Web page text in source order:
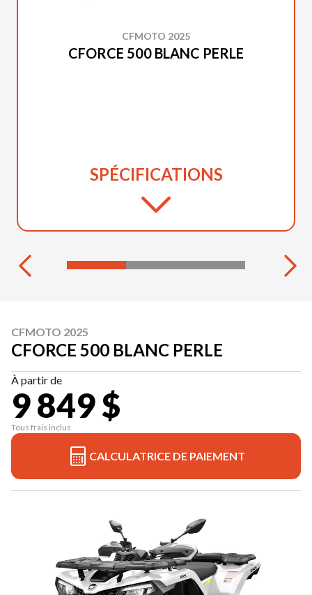
CFMOTO 2025
CFORCE 500 BLANC PERLE
SPÉCIFICATIONS
CFMOTO 2025
CFORCE 500 BLANC PERLE
À partir de
9 849 $
Tous frais inclus
CALCULATRICE DE PAIEMENT